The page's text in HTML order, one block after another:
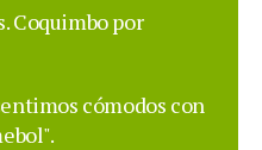
Coquimbo por
cómodos con